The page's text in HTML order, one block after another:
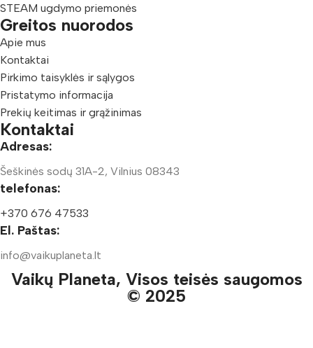
STEAM ugdymo priemonės
Greitos nuorodos
Apie mus
Kontaktai
Pirkimo taisyklės ir sąlygos
Pristatymo informacija
Prekių keitimas ir grąžinimas
Kontaktai
Adresas:
Šeškinės sodų 31A-2, Vilnius 08343
telefonas:
+370 676 47533
El. Paštas:
info@vaikuplaneta.lt
Vaikų Planeta, Visos teisės saugomos
© 2025